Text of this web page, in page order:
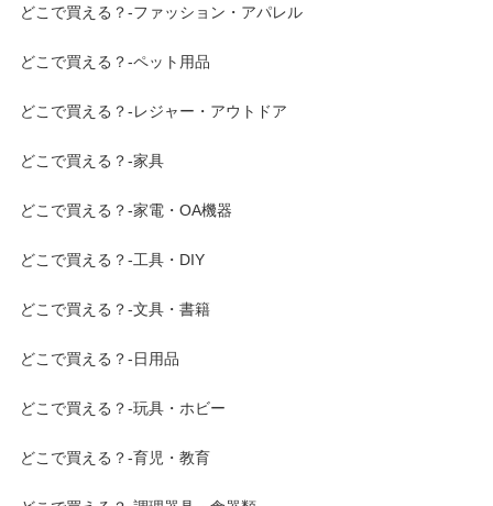
どこで買える？-ファッション・アパレル
どこで買える？-ペット用品
どこで買える？-レジャー・アウトドア
どこで買える？-家具
どこで買える？-家電・OA機器
どこで買える？-工具・DIY
どこで買える？-文具・書籍
どこで買える？-日用品
どこで買える？-玩具・ホビー
どこで買える？-育児・教育